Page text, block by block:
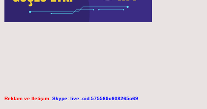
Reklam ve İletişim: Skype: live:.cid.575569c608265c69